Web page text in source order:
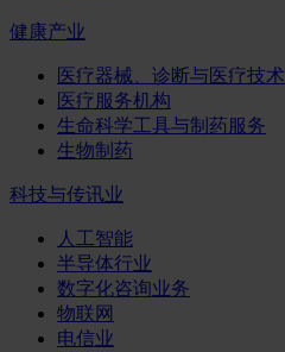
健康产业
医疗器械、诊断与医疗技术
医疗服务机构
生命科学工具与制药服务
生物制药
科技与传讯业
人工智能
半导体行业
数字化咨询业务
物联网
电信业